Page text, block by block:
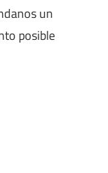
un
posible